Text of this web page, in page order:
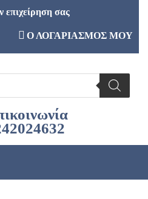
σας
Ο ΛΟΓΑΡΙΑΣΜΟΣ ΜΟΥ